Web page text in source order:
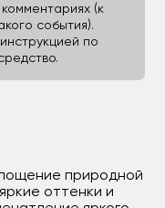
(к
события).
по
природной
оттенки и